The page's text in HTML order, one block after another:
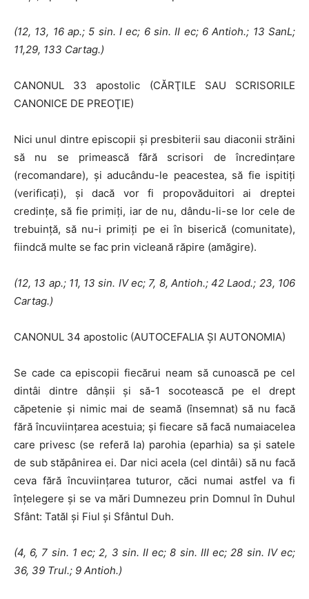
(12, 13, 16 ap.; 5 sin. Iec; 6 sin. II ec; 6 Antioh.; 13 SanL;
11,29, 133 Cartag.)
CANONUL 33 apostolic (CĂRŢILE SAU SCRISORILE
CANONICE DE PREOŢIE)
Nici unul dintre episcopii şi presbiterii sau diaconii străini
să nu se pri­mească fără scrisori de încredinţare
(recomandare), şi aducându-le peacestea, să fie ispitiţi
(verificaţi), şi dacă vor fi propovăduitori ai dreptei
credinţe, să fie primiţi, iar de nu, dându-li-se lor cele de
trebuinţă, să nu-i primiţi pe ei în biserică (comunitate),
fiindcă multe se fac prin vicleană răpire (amăgire).
(12, 13 ap.; 11, 13 sin. IVec; 7, 8, Antioh.; 42 Laod.; 23, 106
Cartag.)
CANONUL 34 apostolic (AUTOCEFALIA ŞI AUTONOMIA)
Se cade ca episcopii fiecărui neam să cunoască pe cel
dintâi dintre dânşii şi să-1 socotească pe el drept
căpetenie şi nimic mai de seamă (în­semnat) să nu facă
fără încuviinţarea acestuia; şi fiecare să facă numaiacelea
care privesc (se referă la) parohia (eparhia) sa şi satele
de sub stă­pânirea ei. Dar nici acela (cel dintâi) să nu facă
ceva fără încuviinţarea tu­turor, căci numai astfel va fi
înţelegere şi se va mări Dumnezeu prin Dom­nul în Duhul
Sfânt: Tatăl şi Fiul şi Sfântul Duh.
(4, 6, 7 sin. 1 ec; 2, 3 sin. IIec; 8 sin. III ec; 28 sin. IV ec;
36, 39 Trul.; 9 Antioh.)